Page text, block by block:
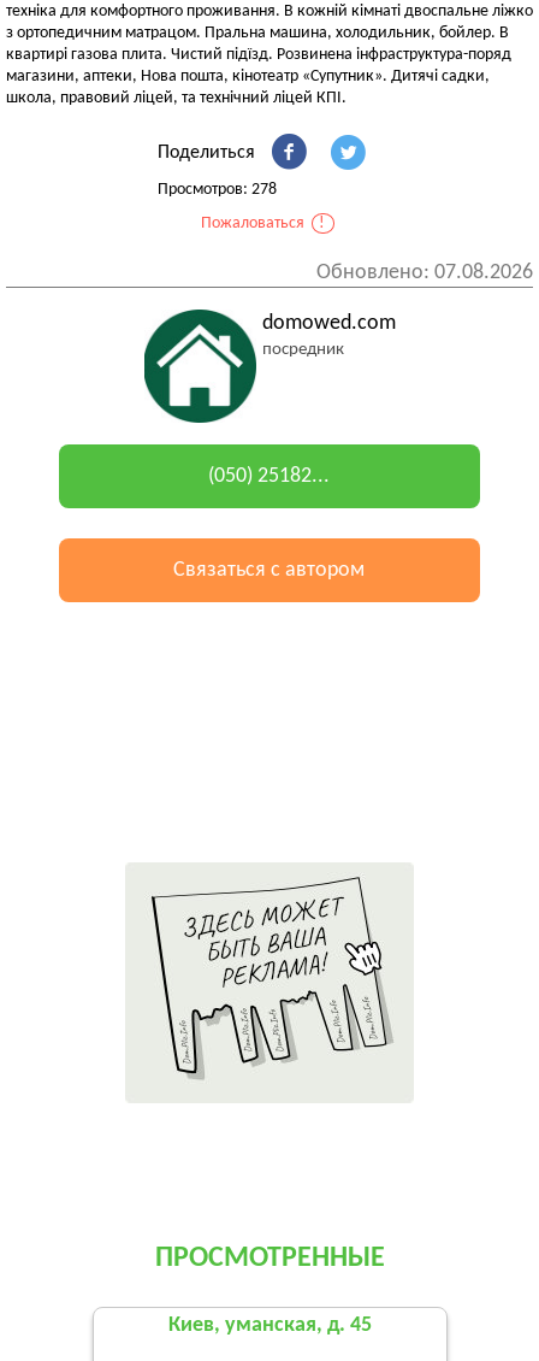
техніка для комфортного проживання. В кожній кімнаті двоспальне ліжко
з ортопедичним матрацом. Пральна машина, холодильник, бойлер. В
квартирі газова плита. Чистий підїзд. Розвинена інфраструктура-поряд
магазини, аптеки, Нова пошта, кінотеатр «Супутник». Дитячі садки,
школа, правовий ліцей, та технічний ліцей КПІ.
Поделиться
Просмотров: 278
Пожаловаться
!
Обновлено: 07.08.2026
domowed.com
посредник
(050) 25182...
Связаться с автором
ПРОСМОТРЕННЫЕ
Киев, уманская, д. 45